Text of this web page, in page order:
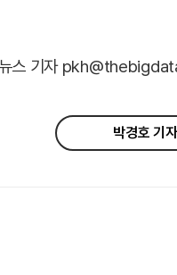
뉴스 기자
박경호 기